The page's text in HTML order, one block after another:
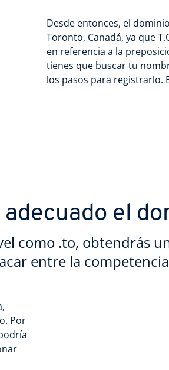
Desde entonces, el
Toronto, Canadá, ya que
en referencia a la
tienes que buscar tu
los pasos para registrarlo.
el
como .to, obtendrás
entre la
Por